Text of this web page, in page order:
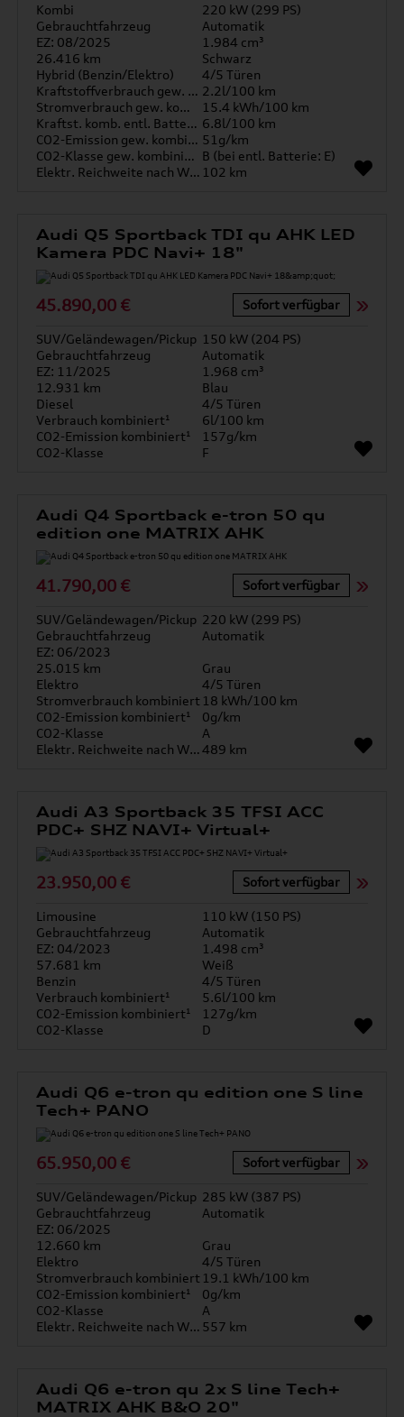
Kombi
220 kW (299 PS)
Gebrauchtfahrzeug
Automatik
EZ: 08/2025
1.984 cm³
26.416 km
Schwarz
Hybrid (Benzin/Elektro)
4/5 Türen
Kraftstoffverbrauch gew. kombiniert 2.2l/100 km
Stromverbrauch gew. kombiniert
15.4 kWh/100 km
Kraftst. komb. entl. Batterie 6.8l/100 km
CO2-Emission gew. kombiniert 51g/km
CO2-Klasse gew. kombiniert B (bei entl. Batterie: E)
Elektr. Reichweite nach WLTP* 102 km
Audi Q5 Sportback TDI qu AHK LED
Kamera PDC Navi+ 18"
45.890,00 € Sofort verfügbar
SUV/Geländewagen/Pickup 150 kW (204 PS)
Gebrauchtfahrzeug
Automatik
EZ: 11/2025
1.968 cm³
12.931 km
Blau
Diesel
4/5 Türen
Verbrauch kombiniert¹
6l/100 km
CO2-Emission kombiniert¹
157g/km
CO2-Klasse
F
Audi Q4 Sportback e-tron 50 qu
edition one MATRIX AHK
41.790,00 € Sofort verfügbar
SUV/Geländewagen/Pickup 220 kW (299 PS)
Gebrauchtfahrzeug
Automatik
EZ: 06/2023
25.015 km
Grau
Elektro
4/5 Türen
Stromverbrauch kombiniert 18 kWh/100 km
CO2-Emission kombiniert¹
0g/km
CO2-Klasse
A
Elektr. Reichweite nach WLTP*489 km
Audi A3 Sportback 35 TFSI ACC
PDC+ SHZ NAVI+ Virtual+
23.950,00 € Sofort verfügbar
Limousine
110 kW (150 PS)
Gebrauchtfahrzeug
Automatik
EZ: 04/2023
1.498 cm³
57.681 km
Weiß
Benzin
4/5 Türen
Verbrauch kombiniert¹
5.6l/100 km
CO2-Emission kombiniert¹
127g/km
CO2-Klasse
D
Audi Q6 e-tron qu edition one S line
Tech+ PANO
65.950,00 € Sofort verfügbar
SUV/Geländewagen/Pickup 285 kW (387 PS)
Gebrauchtfahrzeug
Automatik
EZ: 06/2025
12.660 km
Grau
Elektro
4/5 Türen
Stromverbrauch kombiniert 19.1 kWh/100 km
CO2-Emission kombiniert¹
0g/km
CO2-Klasse
A
Elektr. Reichweite nach WLTP* 557 km
Audi Q6 e-tron qu 2x S line Tech+
MATRIX AHK B&O 20"